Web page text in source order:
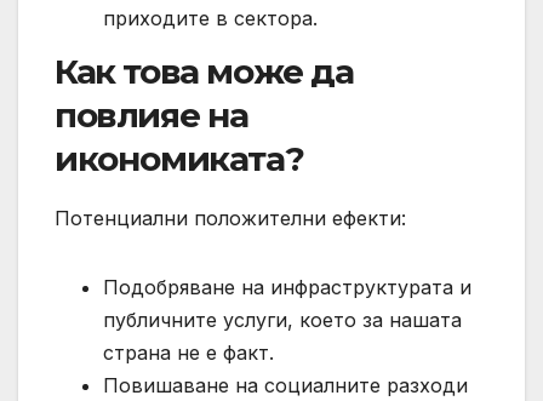
приходите в сектора.
Как това може да
повлияе на
икономиката?
Потенциални положителни ефекти:
Подобряване на инфраструктурата и
публичните услуги, което за нашата
страна не е факт.
Повишаване на социалните разходи